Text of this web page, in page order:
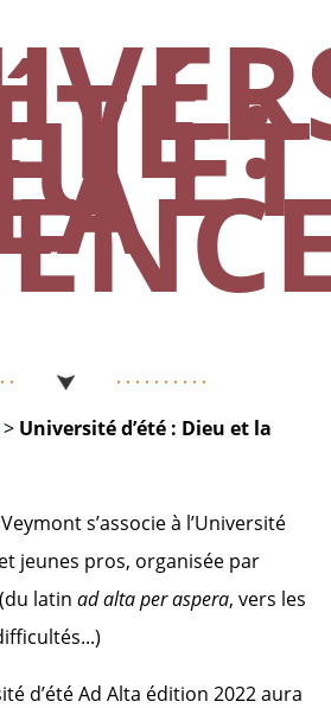
:
ET
> Université d’été : Dieu et la
s’associe à l’Université
jeunes pros, organisée par
latin ad alta per aspera, vers les
d’été Ad Alta édition 2022 aura